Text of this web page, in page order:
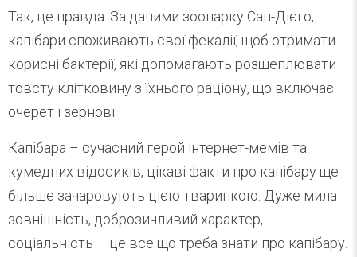
Так, це правда. За даними зоопарку Сан-Дієго,
капібари споживають свої фекалії, щоб отримати
корисні бактерії, які допомагають розщеплювати
товсту клітковину з їхнього раціону, що включає
очерет і зернові.
Капібара – сучасний герой інтернет-мемів та
кумедних відосиків, цікаві факти про капібару ще
більше зачаровують цією тваринкою. Дуже мила
зовнішність, доброзичливий характер,
соціальність – це все що треба знати про капібару.